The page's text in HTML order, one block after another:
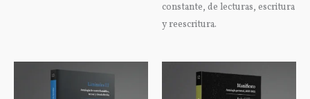
constante, de lecturas, escritura
y reescritura.